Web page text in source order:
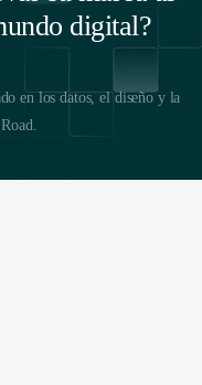
digital?
en los datos, el diseño y la